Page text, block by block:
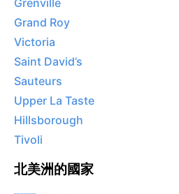
Grenville
Grand Roy
Victoria
Saint David’s
Sauteurs
Upper La Taste
Hillsborough
Tivoli
北美洲的國家